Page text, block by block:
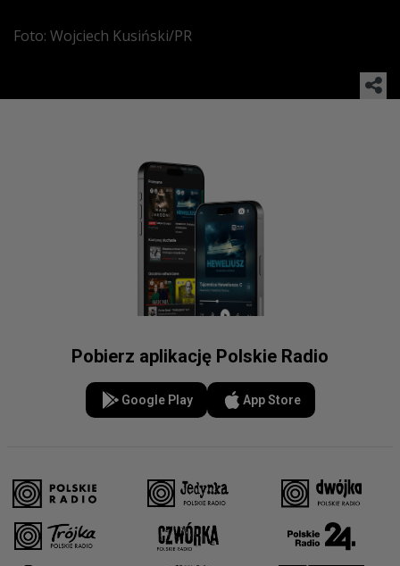
Foto: Wojciech Kusiński/PR
Pobierz aplikację Polskie Radio
Google Play App Store